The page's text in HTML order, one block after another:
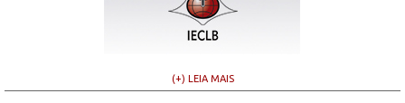
(+) LEIA MAIS